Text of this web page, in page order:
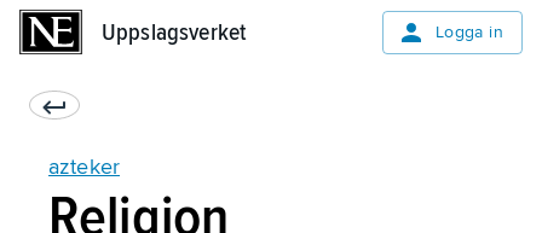
Uppslagsverket Logga in
azteker
Religion